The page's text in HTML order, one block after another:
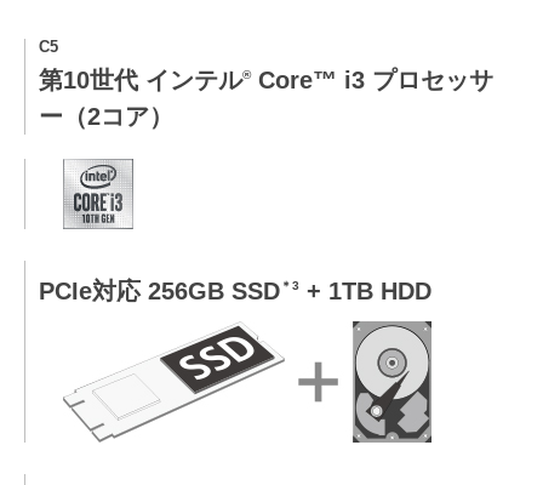
C5
第10世代 インテル®Core™ i3 プロセッサ
ー（2コア）
PCIe対応 256GB SSD ＊3 + 1TB HDD